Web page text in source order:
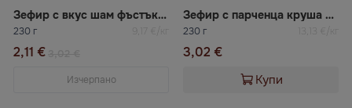
Зефир с вкус шам фъстък Богуславна
230 г 9,17 €/кг
2,11 €
Изчерпано
Зефир с парченца круша Богуславна
230 г 13,13 €/кг
3,02 €
Купи